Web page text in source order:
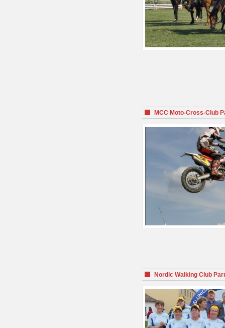
MCC Moto-Cross-Club
Nordic Walking Club